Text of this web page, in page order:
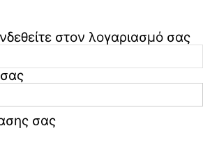
στον λογαριασμό σας
σας